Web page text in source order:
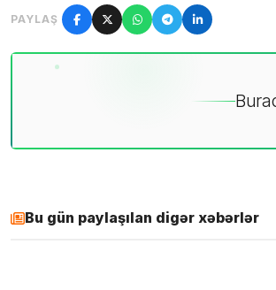
PAYLAŞ
Bu gün paylaşılan digər xəbərlər